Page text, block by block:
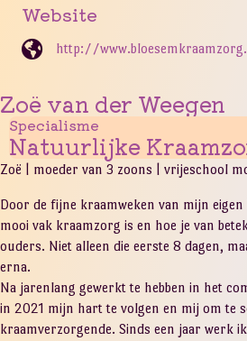
Zoë van der Weegen
Specialisme
Natuurlijke
Zoë | moeder van 3 zoons | vrijeschool
Door de fijne kraamweken van mijn
mooi vak kraamzorg is en hoe je van
ouders. Niet alleen die eerste 8 dagen,
erna.
Na jarenlang gewerkt te hebben in het
in 2021 mijn hart te volgen en mij om te
kraamverzorgende. Sinds een jaar werk
Website
http://